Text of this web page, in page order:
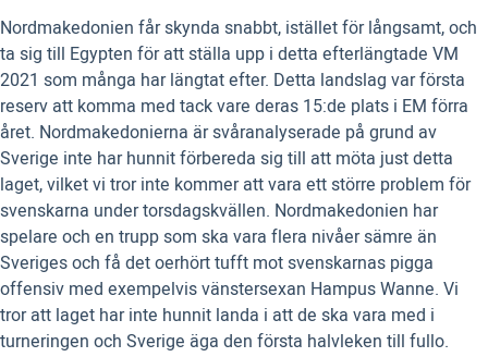
Nordmakedonien får skynda snabbt, istället för långsamt, och
ta sig till Egypten för att ställa upp i detta efterlängtade VM
2021 som många har längtat efter. Detta landslag var första
reserv att komma med tack vare deras 15:de plats i EM förra
året. Nordmakedonierna är svåranalyserade på grund av
Sverige inte har hunnit förbereda sig till att möta just detta
laget, vilket vi tror inte kommer att vara ett större problem för
svenskarna under torsdagskvällen. Nordmakedonien har
spelare och en trupp som ska vara flera nivåer sämre än
Sveriges och få det oerhört tufft mot svenskarnas pigga
offensiv med exempelvis vänstersexan Hampus Wanne. Vi
tror att laget har inte hunnit landa i att de ska vara med i
turneringen och Sverige äga den första halvleken till fullo.